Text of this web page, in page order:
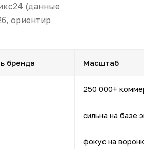
(данные
ориентир
бренда Масштаб
250 000+
сильна на базе
фокус на